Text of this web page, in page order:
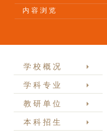
内 容 浏 览
学 校 概 况
学 科 专 业
教 研 单 位
本 科 招 生